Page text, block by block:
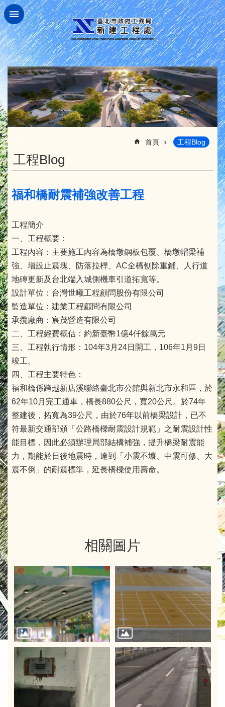
跳到主要內容區塊
首頁 工程Blog
工程Blog
福和橋耐震補強改善工程
工程簡介
一、工程概要：
工程內容：主要施工內容為橋墩鋼板包覆、橋墩帽梁補
強、增設止震塊、防落拉桿、AC全橋刨除重鋪、人行道
地磚更新及台北端入城側機車引道拓寬等。
設計單位：台灣世曦工程顧問股份有限公司
監造單位：建業工程顧問有限公司
承攬廠商：宸茂營造有限公司
二、工程經費概估：約新臺幣1億4仟餘萬元
三、工程執行情形：104年3月24日開工，106年1月9日
竣工。
四、工程主要特色：
福和橋係跨越新店溪聯絡臺北市公館與新北市永和區，於
62年10月完工通車，橋長880公尺，寬20公尺。於74年
整建後，拓寬為39公尺，由於76年以前橋梁設計，已不
符最新交通部頒「公路橋樑耐震設計規範」之耐震設計性
能目標，因此必須辦理局部結構補強，提升橋梁耐震能
力，期能於日後地震時，達到「小震不壞、中震可修、大
震不倒」的耐震標準，延長橋樑使用壽命。
相關圖片